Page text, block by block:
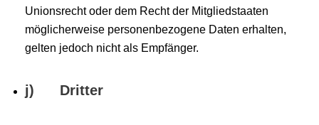
Unionsrecht oder dem Recht der Mitgliedstaaten
möglicherweise personenbezogene Daten erhalten,
gelten jedoch nicht als Empfänger.
j) Dritter